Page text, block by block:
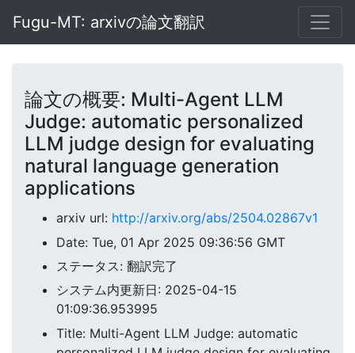
Fugu-MT: arxivの論文翻訳
論文の概要: Multi-Agent LLM
Judge: automatic personalized
LLM judge design for evaluating
natural language generation
applications
arxiv url: http://arxiv.org/abs/2504.02867v1
Date: Tue, 01 Apr 2025 09:36:56 GMT
ステータス: 翻訳完了
システム内更新日: 2025-04-15
01:09:36.953995
Title: Multi-Agent LLM Judge: automatic